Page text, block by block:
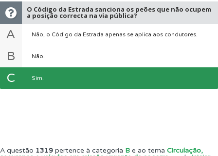
O Código da Estrada sanciona os peões que não ocupem
a posição correcta na via pública?
A Não, o Código da Estrada apenas se aplica aos condutores.
B Não.
C Sim.
A questão 1319 pertence à categoria B e ao tema Circulação,